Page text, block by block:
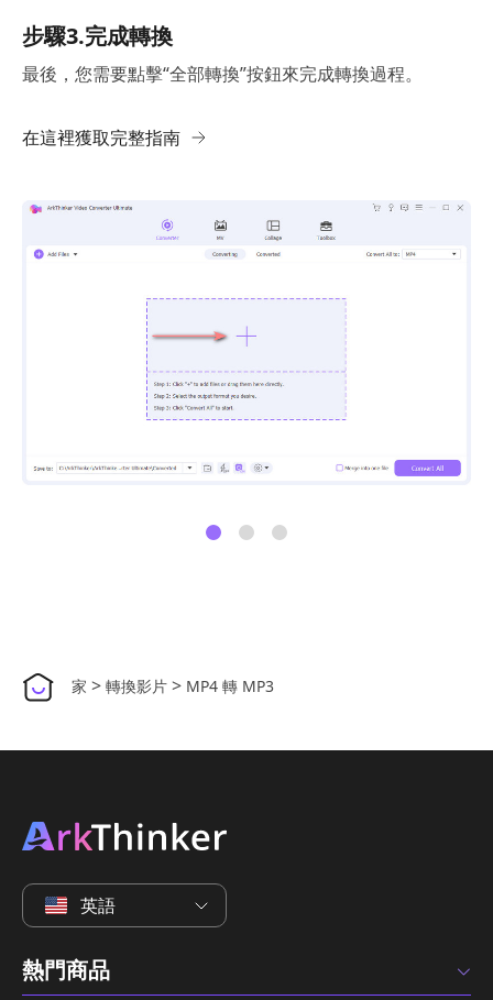
步驟3.完成轉換
最後，您需要點擊“全部轉換”按鈕來完成轉換過程。
在這裡獲取完整指南
轉換影片>MP4 轉 MP3
公司
幫助與聯繫
版權所有 © 2026 ArkThinker Studio。保留所有權利。